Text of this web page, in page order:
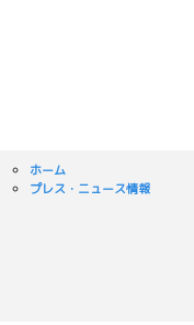
ホーム
プレス・ニュース情報